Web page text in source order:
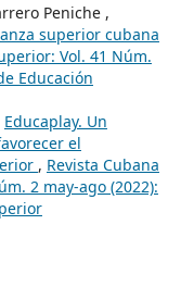
Peniche ,
superior cubana
Vol. 41 Núm.
Educación
Educaplay. Un
el
, Revista Cubana
2 may-ago (2022):